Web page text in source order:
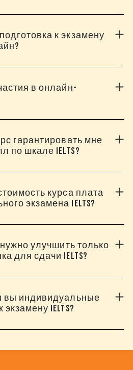
к экзамену
в онлайн-
гарантировать мне
по шкале IELTS?
курса плата
экзамена IELTS?
улучшить только
для сдачи IELTS?
вы индивидуальные
IELTS?